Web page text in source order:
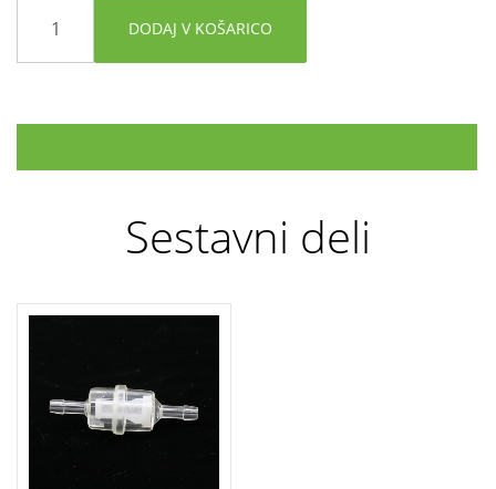
DODAJ V KOŠARICO
Sestavni deli